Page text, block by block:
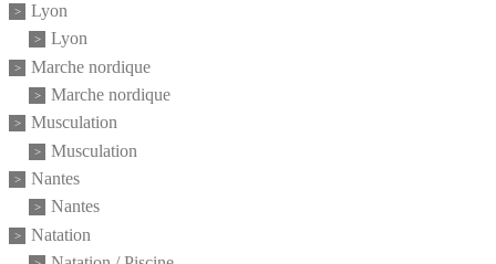
Lyon
Lyon
Marche nordique
Marche nordique
Musculation
Musculation
Nantes
Nantes
Natation